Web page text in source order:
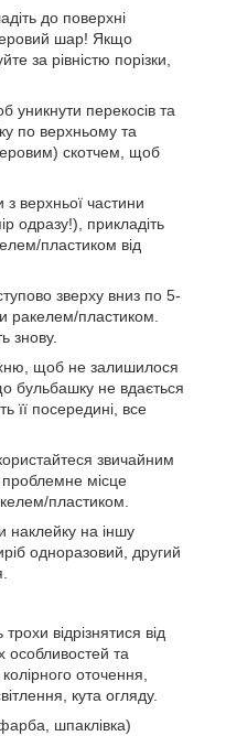
до поверхні
шар! Якщо
за рівністю порізки,
уникнути перекосів та
по верхньому та
скотчем, щоб
з верхньої частини
одразу!), прикладіть
пластиком від
зверху вниз по 5-
ракелем/пластиком.
знову.
щоб не залишилося
бульбашку не вдається
її посередині, все
звичайним
місце
пластиком.
наклейку на іншу
одноразовий, другий
відрізнятися від
особливостей та
оточення,
кута огляду.
шпаклівка)